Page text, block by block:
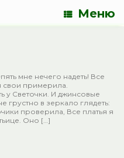
Меню
мне нечего надеть! Все
свои примерила.
у Светочки. И джинсовые
грустно в зеркало глядеть:
проверила, Все платья я
Оно […]